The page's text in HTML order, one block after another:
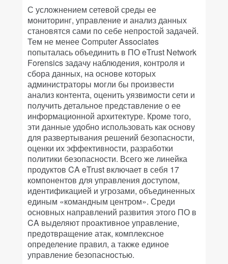
С усложнением сетевой среды ее
мониторинг, управление и анализ данных
становятся сами по себе непростой задачей.
Тем не менее Computer Associates
попыталась объединить в ПО eTrust Network
Forensics задачу наблюдения, контроля и
сбора данных, на основе которых
администраторы могли бы произвести
анализ контента, оценить уязвимости сети и
получить детальное представление о ее
информационной архитектуре. Кроме того,
эти данные удобно использовать как основу
для развертывания решений безопасности,
оценки их эффективности, разработки
политики безопасности. Всего же линейка
продуктов CA eTrust включает в себя 17
компонентов для управления доступом,
идентификацией и угрозами, объединенных
единым «командным центром». Среди
основных направлений развития этого ПО в
CA выделяют проактивное управление,
предотвращение атак, комплексное
определение правил, а также единое
управление безопасностью.